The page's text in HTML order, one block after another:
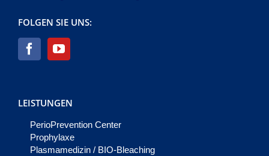
FOLGEN SIE UNS:
LEISTUNGEN
PerioPrevention Center
Prophylaxe
Plasmamedizin / BIO-Bleaching